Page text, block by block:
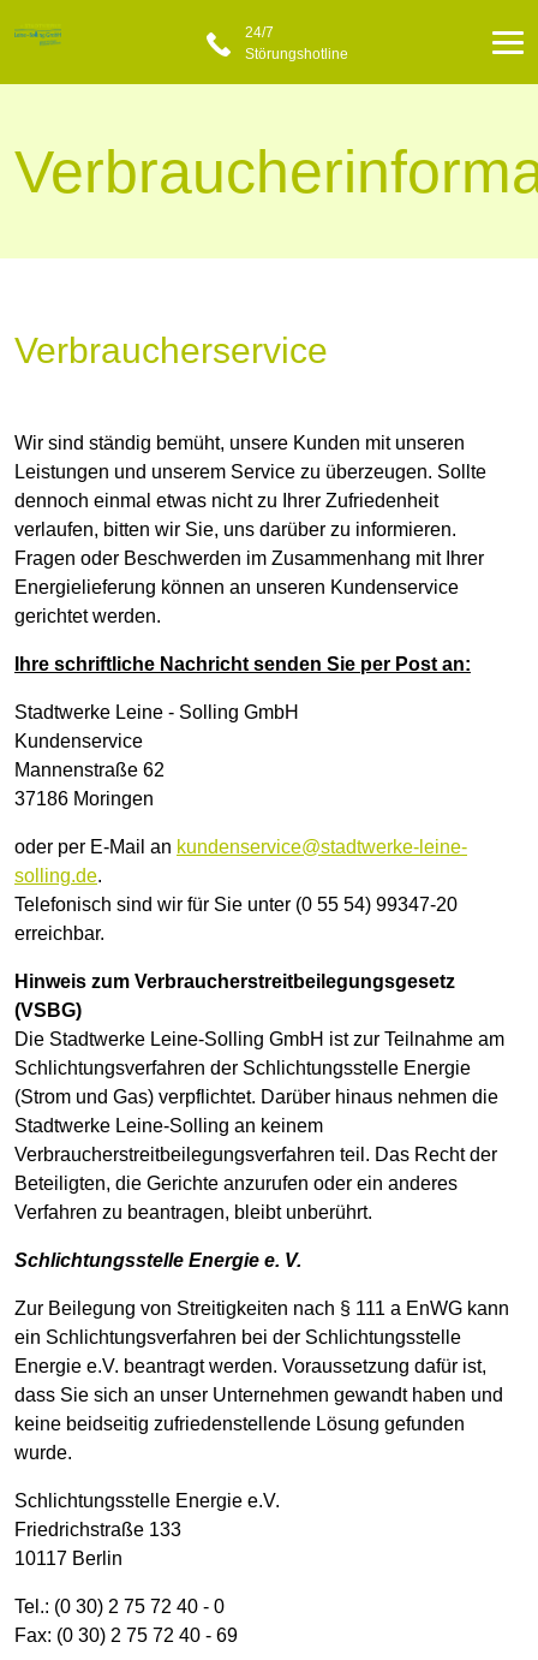
24/7
Störungshotline
Verbraucherservice
Wir sind ständig bemüht, unsere Kunden mit unseren
Leistungen und unserem Service zu überzeugen. Sollte
dennoch einmal etwas nicht zu Ihrer Zufriedenheit
verlaufen, bitten wir Sie, uns darüber zu informieren.
Fragen oder Beschwerden im Zusammenhang mit Ihrer
Energielieferung können an unseren Kundenservice
gerichtet werden.
Ihre schriftliche Nachricht senden Sie per Post an:
Stadtwerke Leine - Solling GmbH
Kundenservice
Mannenstraße 62
37186 Moringen
oder per E-Mail an kundenservice@stadtwerke-leine-
solling.de.
Telefonisch sind wir für Sie unter (0 55 54) 99347-20
erreichbar.
Hinweis zum Verbraucherstreitbeilegungsgesetz
(VSBG)
Die Stadtwerke Leine-Solling GmbH ist zur Teilnahme am
Schlichtungsverfahren der Schlichtungsstelle Energie
(Strom und Gas) verpflichtet. Darüber hinaus nehmen die
Stadtwerke Leine-Solling an keinem
Verbraucherstreitbeilegungsverfahren teil. Das Recht der
Beteiligten, die Gerichte anzurufen oder ein anderes
Verfahren zu beantragen, bleibt unberührt.
Schlichtungsstelle Energie e. V.
Zur Beilegung von Streitigkeiten nach § 111 a EnWG kann
ein Schlichtungsverfahren bei der Schlichtungsstelle
Energie e.V. beantragt werden. Voraussetzung dafür ist,
dass Sie sich an unser Unternehmen gewandt haben und
keine beidseitig zufriedenstellende Lösung gefunden
wurde.
Schlichtungsstelle Energie e.V.
Friedrichstraße 133
10117 Berlin
Tel.: (0 30) 2 75 72 40 - 0
Fax: (0 30) 2 75 72 40 - 69